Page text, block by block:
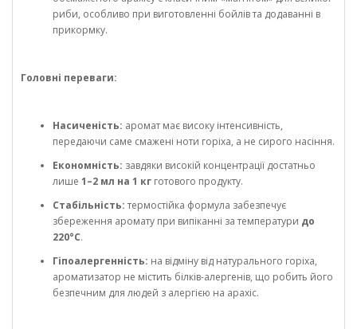
риби, особливо при виготовленні бойлів та додаванні в
прикормку.
Головні переваги:
Насиченість: аромат має високу інтенсивність,
передаючи саме смажені ноти горіха, а не сирого насіння.
Економність: завдяки високій концентрації достатньо
лише 1–2 мл на 1 кг готового продукту.
Стабільність:термостійка формула забезпечує
збереження аромату при випіканні за температури до
220°C.
Гіпоалергенність: на відміну від натурального горіха,
ароматизатор не містить білків-алергенів, що робить його
безпечним для людей з алергією на арахіс.